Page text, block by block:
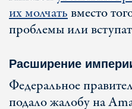
их молчатьвместо
проблемы или
Расширение
Федеральное
подало жалобу на